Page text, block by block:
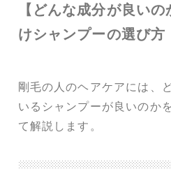
【どんな成分が良い
けシャンプーの選び方
剛毛の人のヘアケアには、
いるシャンプーが良いのかを
て解説します。